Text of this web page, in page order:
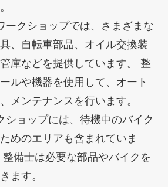
ークショップでは、さまざまな
、自転車部品、オイル交換装
庫などを提供しています。 整
ルや機器を使用して、オート
メンテナンスを行います。
ショップには、待機中のバイク
めのエリアも含まれていま
備士は必要な部品やバイクを
ます。